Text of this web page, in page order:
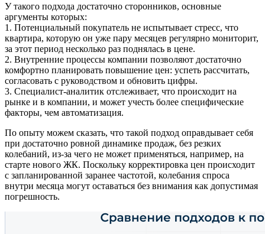
У такого подхода достаточно сторонников, основные
аргументы которых:
1. Потенциальный покупатель не испытывает стресс, что
квартира, которую он уже пару месяцев регулярно мониторит,
за этот период несколько раз поднялась в цене.
2. Внутренние процессы компании позволяют достаточно
комфортно планировать повышение цен: успеть рассчитать,
согласовать с руководством и обновить цифры.
3. Специалист-аналитик отслеживает, что происходит на
рынке и в компании, и может учесть более специфические
факторы, чем автоматизация.
По опыту можем сказать, что такой подход оправдывает себя
при достаточно ровной динамике продаж, без резких
колебаний, из-за чего не может применяться, например, на
старте нового ЖК. Поскольку корректировка цен происходит
с запланированной заранее частотой, колебания спроса
внутри месяца могут оставаться без внимания как допустимая
погрешность.